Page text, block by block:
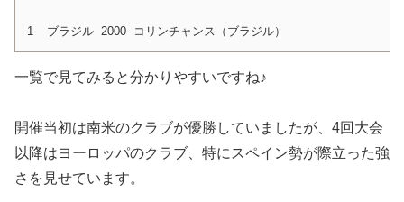
1 ブラジル 2000 コリンチャンス（ブラジル）
一覧で見てみると分かりやすいですね♪
開催当初は南米のクラブが優勝していましたが、4回大会
以降はヨーロッパのクラブ、特にスペイン勢が際立った強
さを見せています。